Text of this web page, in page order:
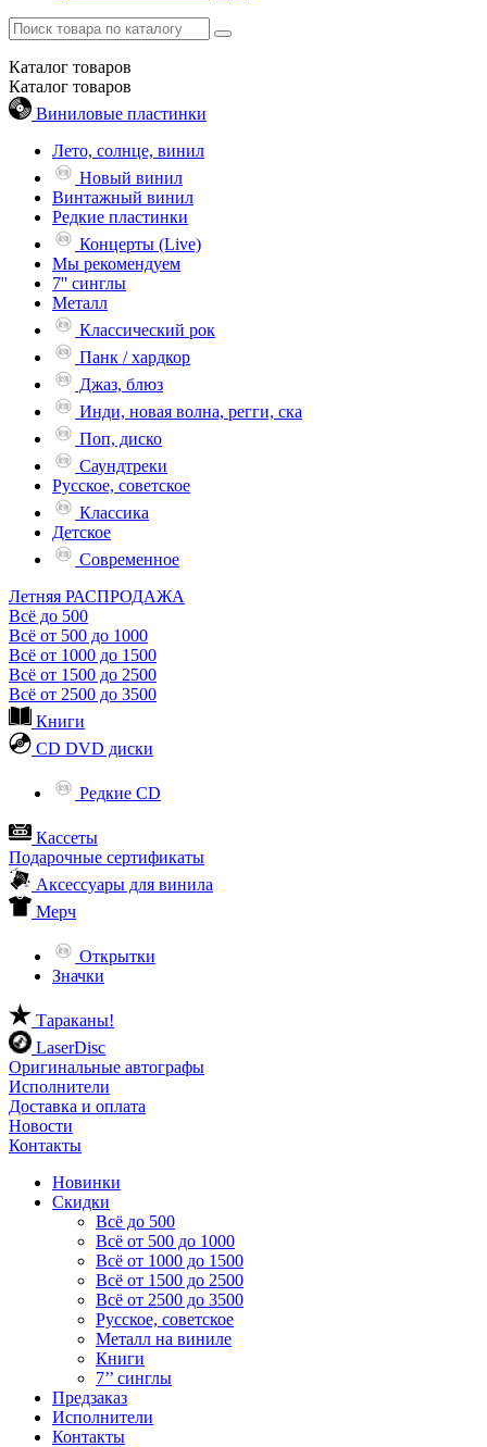
Каталог товаров
Каталог товаров
Виниловые пластинки
Лето, солнце, винил
Новый винил
Винтажный винил
Редкие пластинки
Концерты (Live)
Мы рекомендуем
7'' синглы
Металл
Классический рок
Панк / хардкор
Джаз, блюз
Инди, новая волна, регги, ска
Поп, диско
Саундтреки
Русское, советское
Классика
Детское
Современное
Летняя РАСПРОДАЖА
Всё до 500
Всё от 500 до 1000
Всё от 1000 до 1500
Всё от 1500 до 2500
Всё от 2500 до 3500
Книги
CD DVD диски
Редкие CD
Кассеты
Подарочные сертификаты
Аксессуары для винила
Мерч
Открытки
Значки
Тараканы!
LaserDisc
Оригинальные автографы
Исполнители
Доставка и оплата
Новости
Контакты
Новинки
Скидки
Всё до 500
Всё от 500 до 1000
Всё от 1000 до 1500
Всё от 1500 до 2500
Всё от 2500 до 3500
Русское, советское
Металл на виниле
Книги
7’’ синглы
Предзаказ
Исполнители
Контакты